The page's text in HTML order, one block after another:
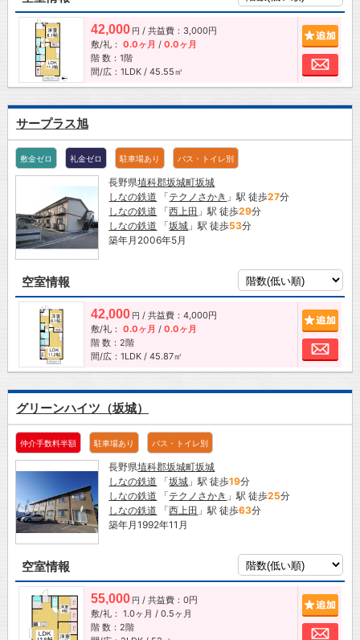
42,000 円 / 共益費：3,000円
敷/礼： 0.0ヶ月 / 0.0ヶ月
階 数：1階
間/広：1LDK / 45.55㎡
お
サープラス旭
敷金ゼロ 礼金ゼロ 駐車場あり バス・トイレ別
長野県埴科郡坂城町坂城
しなの鉄道 「テクノさかき 」駅 徒歩27分
しなの鉄道 「西上田 」駅 徒歩29分
しなの鉄道 「坂城 」駅 徒歩53分
築年月2006年5月
空室情報
42,000 円 / 共益費：4,000円
敷/礼： 0.0ヶ月 / 0.0ヶ月
階 数：2階
間/広：1LDK / 45.87㎡
お
グリーンハイツ（坂城）
仲介手数料半額 駐車場あり バス・トイレ別
長野県埴科郡坂城町坂城
しなの鉄道 「坂城 」駅 徒歩19分
しなの鉄道 「テクノさかき 」駅 徒歩25分
しなの鉄道 「西上田 」駅 徒歩63分
築年月1992年11月
空室情報
55,000 円 / 共益費：0円
敷/礼： 1.0ヶ月 / 0.5ヶ月
階 数：2階
お